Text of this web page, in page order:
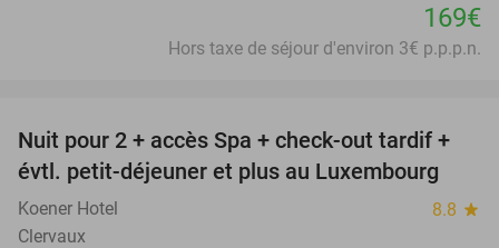
169€
Hors taxe de séjour d'environ 3€ p.p.p.n.
17%
Nuit pour 2 + accès Spa + check-out tardif +
évtl. petit-déjeuner et plus au Luxembourg
Koener Hotel 8.8 star
Clervaux